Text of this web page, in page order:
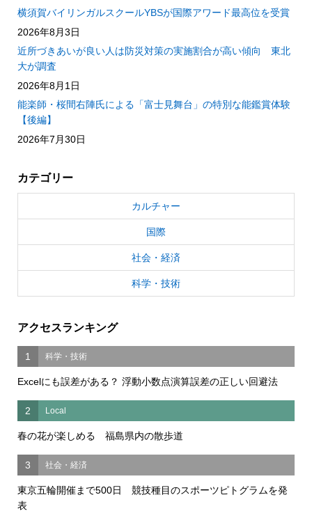
横須賀バイリンガルスクールYBSが国際アワード最高位を受賞
2026年8月3日
近所づきあいが良い人は防災対策の実施割合が高い傾向 東北
大が調査
2026年8月1日
能楽師・桜間右陣氏による「富士見舞台」の特別な能鑑賞体験
【後編】
2026年7月30日
カテゴリー
カルチャー
国際
社会・経済
科学・技術
アクセスランキング
1 科学・技術
Excelにも誤差がある？ 浮動小数点演算誤差の正しい回避法
2 Local
春の花が楽しめる 福島県内の散歩道
3 社会・経済
東京五輪開催まで500日 競技種目のスポーツピトグラムを発
表